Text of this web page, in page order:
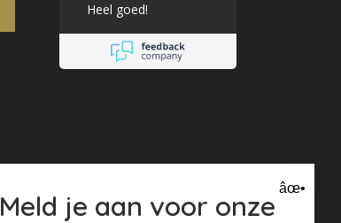
Heel goed!
âœ•
Meld je aan voor onze